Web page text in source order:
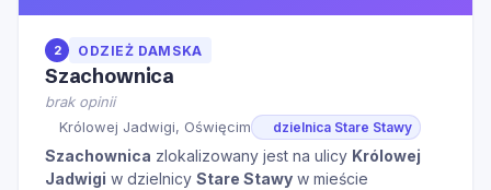
2 ODZIEŻ DAMSKA
Szachownica
brak opinii
Królowej Jadwigi, Oświęcim
dzielnica Stare Stawy
Szachownica zlokalizowany jest na ulicy Królowej
Jadwigi w dzielnicy Stare Stawy w mieście